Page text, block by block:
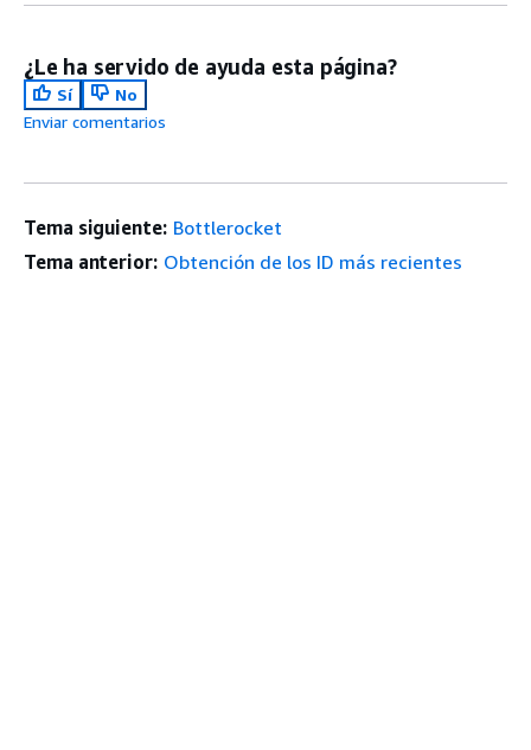
¿Le ha servido de ayuda esta página?
Sí
No
Enviar comentarios
Tema siguiente: Bottlerocket
Tema anterior: Obtención de los ID más recientes